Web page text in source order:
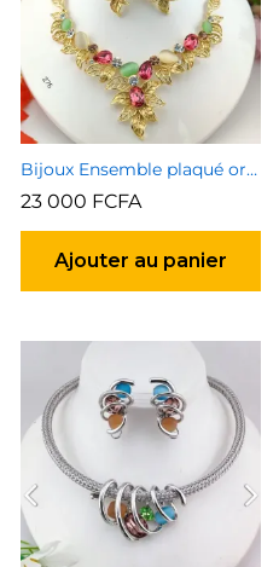
Bijoux Ensemble plaqué or garanti type 1
23 000 FCFA
Ajouter au panier